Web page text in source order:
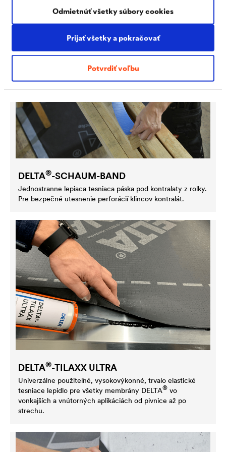
Prijať všetky a pokračovať
Potvrdiť voľbu
Odmietnúť všetky súbory cookies
zlepšená priľnavosťou za studena.
DELTA®-SCHAUM-BAND
Jednostranne lepiaca tesniaca páska pod kontralaty z rolky.
Pre bezpečné utesnenie perforácií klincov kontralát.
DELTA®-TILAXX ULTRA
Univerzálne použiteľné, vysokovýkonné, trvalo elastické
tesniace lepidlo pre všetky membrány DELTA® vo
vonkajších a vnútorných aplikáciách od pivnice až po
strechu.